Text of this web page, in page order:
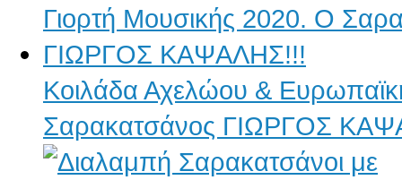
Κοιλάδα Αχελώου &
Σαρακατσάνος ΓΙΩΡΓΟΣ